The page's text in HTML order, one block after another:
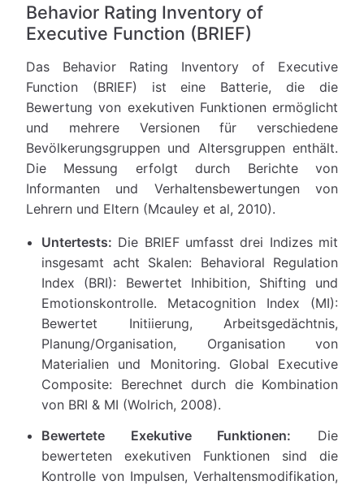
Behavior Rating Inventory of
Executive Function (BRIEF)
Das Behavior Rating Inventory of Executive
Function (BRIEF) ist eine Batterie, die die
Bewertung von exekutiven Funktionen ermöglicht
und mehrere Versionen für verschiedene
Bevölkerungsgruppen und Altersgruppen enthält.
Die Messung erfolgt durch Berichte von
Informanten und Verhaltensbewertungen von
Lehrern und Eltern (Mcauley et al, 2010).
Untertests: Die BRIEF umfasst drei Indizes mit
insgesamt acht Skalen: Behavioral Regulation
Index (BRI): Bewertet Inhibition, Shifting und
Emotionskontrolle. Metacognition Index (MI):
Bewertet Initiierung, Arbeitsgedächtnis,
Planung/Organisation, Organisation von
Materialien und Monitoring. Global Executive
Composite: Berechnet durch die Kombination
von BRI & MI (Wolrich, 2008).
Bewertete Exekutive Funktionen: Die
bewerteten exekutiven Funktionen sind die
Kontrolle von Impulsen, Verhaltensmodifikation,